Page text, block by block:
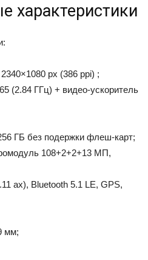
характеристики
px (386 ppi) ;
(2.84 ГГц) + видео-ускоритель
ГБ без подержки флеш-карт;
108+2+2+13 МП,
ax), Bluetooth 5.1 LE, GPS,
мм;